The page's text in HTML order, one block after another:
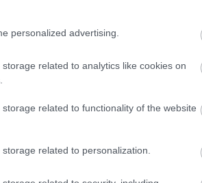
personalized advertising.
related to analytics like cookies on
related to functionality of the website
related to personalization.